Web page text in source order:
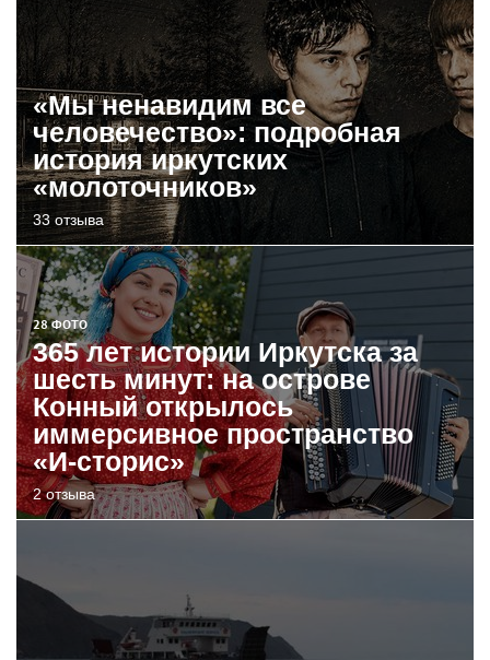
«Мы ненавидим все
человечество»: подробная
история иркутских
«молоточников»
33 отзыва
28 ФОТО
365 лет истории Иркутска за
шесть минут: на острове
Конный открылось
иммерсивное пространство
«И-сторис»
2 отзыва